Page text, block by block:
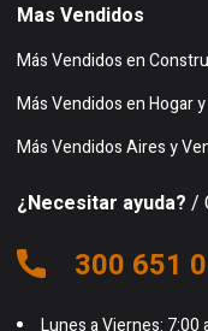
Mas Vendidos
Más Vendidos en
Más Vendidos en Hogar
Más Vendidos Aires y
¿Necesitar ayuda? /
300 651
Lunes a Viernes: 7:00